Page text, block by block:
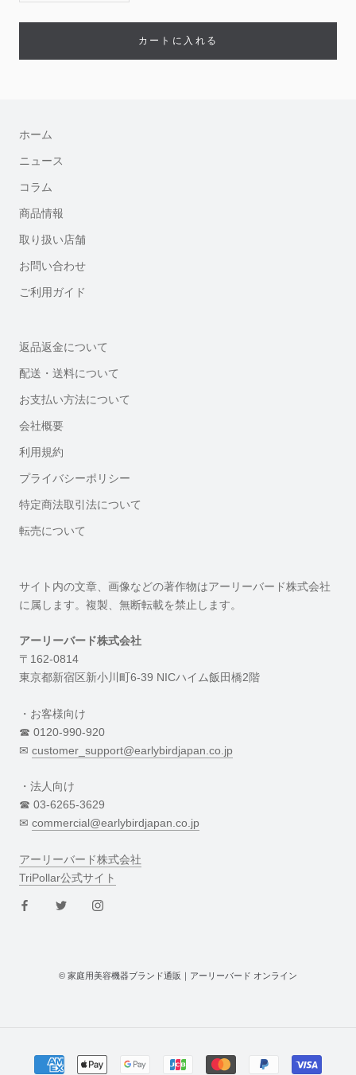
カートに入れる
ホーム
ニュース
コラム
商品情報
取り扱い店舗
お問い合わせ
ご利用ガイド
返品返金について
配送・送料について
お支払い方法について
会社概要
利用規約
プライバシーポリシー
特定商法取引法について
転売について
サイト内の文章、画像などの著作物はアーリーバード株式会社
に属します。複製、無断転載を禁止します。
アーリーバード株式会社
〒162-0814
東京都新宿区新小川町6-39 NICハイム飯田橋2階
・お客様向け
☎︎ 0120-990-920
✉︎ customer_support@earlybirdjapan.co.jp
・法人向け
☎︎ 03-6265-3629
✉︎ commercial@earlybirdjapan.co.jp
アーリーバード株式会社
TriPollar公式サイト
© 家庭用美容機器ブランド通販｜アーリーバード オンライン